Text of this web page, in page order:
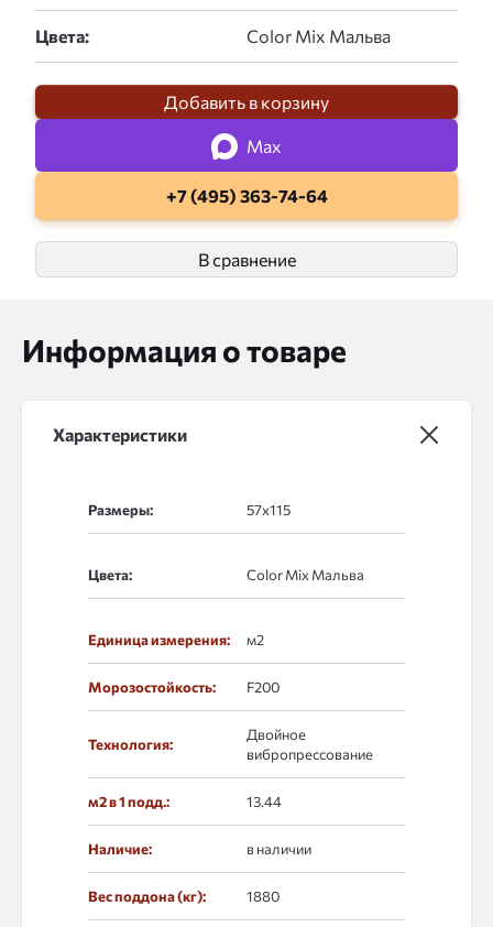
Цвета:
Добавить в корзину
Max
+7 (495) 363-74-64
В сравнение
Информация о товаре
Характеристики
Размеры:
Цвета:
Единица измерения: м2
Морозостойкость: F200
Технология:
Двойное
вибропрессование
м2 в 1 подд.: 13.44
Наличие: в наличии
Вес поддона (кг): 1880